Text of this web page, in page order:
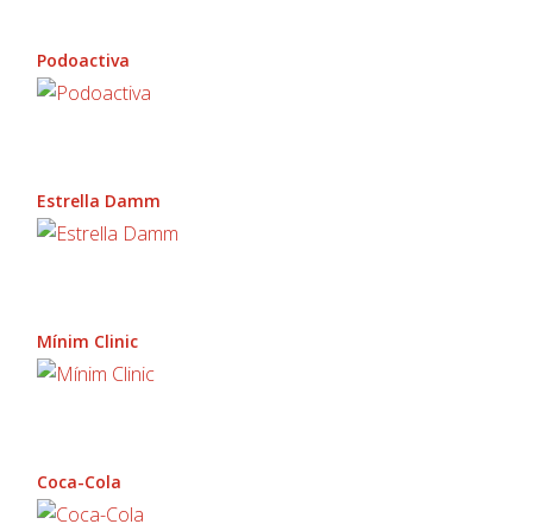
Podoactiva
Estrella Damm
Mínim Clinic
Coca-Cola